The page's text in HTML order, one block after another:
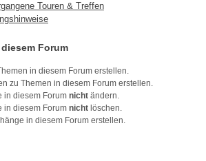
Touren & Treffen
Forum
in diesem Forum erstellen.
zu Themen in diesem Forum erstellen.
in diesem Forum nicht ändern.
in diesem Forum nicht löschen.
in diesem Forum erstellen.